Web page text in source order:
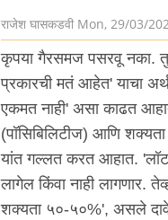
राजेश घासकडवी Mon, 29/03/
reply
to
जगाच्या
इतिहासात
पहिल्याच
कृपया गैरसमज पसरवू नका.
प्रकारची मतं आहेत' याचा
एकमत नाही' असा काढत
(पॉसिबिलिटीज) आणि शक्यता
यांत गल्लत करत आहात.
लागेल किंवा नाही लागणार.
शक्यता ५०-५०%', असले